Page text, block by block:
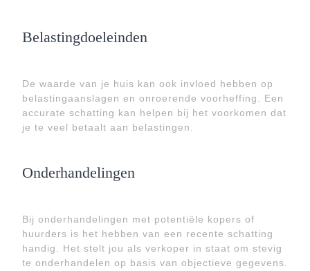
Belastingdoeleinden
De waarde van je huis kan ook invloed hebben op
belastingaanslagen en onroerende voorheffing. Een
accurate schatting kan helpen bij het voorkomen dat
je te veel betaalt aan belastingen.
Onderhandelingen
Bij onderhandelingen met potentiële kopers of
huurders is het hebben van een recente schatting
handig. Het stelt jou als verkoper in staat om stevig
te onderhandelen op basis van objectieve gegevens.